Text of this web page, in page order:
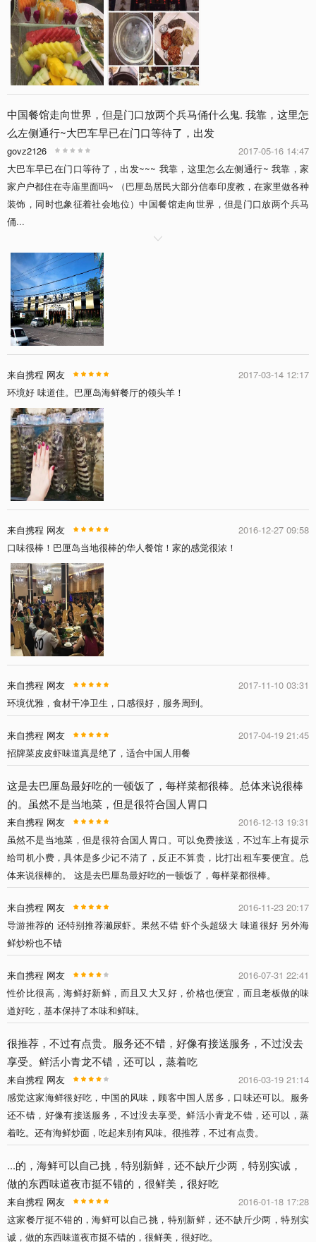
中国餐馆走向世界，但是门口放两个兵马俑什么鬼. 我靠，这里怎
么左侧通行~大巴车早已在门口等待了，出发
2017-05-16 14:47
govz2126
大巴车早已在门口等待了，出发~~~ 我靠，这里怎么左侧通行~ 我靠，家
家户户都住在寺庙里面吗~ （巴厘岛居民大部分信奉印度教，在家里做各种
装饰，同时也象征着社会地位）中国餐馆走向世界，但是门口放两个兵马
俑...

2017-03-14 12:17
来自携程 网友
环境好 味道佳。巴厘岛海鲜餐厅的领头羊！
2016-12-27 09:58
来自携程 网友
口味很棒！巴厘岛当地很棒的华人餐馆！家的感觉很浓！
2017-11-10 03:31
来自携程 网友
环境优雅，食材干净卫生，口感很好，服务周到。
2017-04-19 21:45
来自携程 网友
招牌菜皮皮虾味道真是绝了，适合中国人用餐
这是去巴厘岛最好吃的一顿饭了，每样菜都很棒。总体来说很棒
的。虽然不是当地菜，但是很符合国人胃口
2016-12-13 19:31
来自携程 网友
虽然不是当地菜，但是很符合国人胃口。可以免费接送，不过车上有提示
给司机小费，具体是多少记不清了，反正不算贵，比打出租车要便宜。总
体来说很棒的。 这是去巴厘岛最好吃的一顿饭了，每样菜都很棒。
2016-11-23 20:17
来自携程 网友
导游推荐的 还特别推荐濑尿虾。果然不错 虾个头超级大 味道很好 另外海
鲜炒粉也不错
2016-07-31 22:41
来自携程 网友
性价比很高，海鲜好新鲜，而且又大又好，价格也便宜，而且老板做的味
道好吃，基本保持了本味和鲜味。
很推荐，不过有点贵。服务还不错，好像有接送服务，不过没去
享受。鲜活小青龙不错，还可以，蒸着吃
2016-03-19 21:14
来自携程 网友
感觉这家海鲜很好吃，中国的风味，顾客中国人居多，口味还可以。服务
还不错，好像有接送服务，不过没去享受。鲜活小青龙不错，还可以，蒸
着吃。还有海鲜炒面，吃起来别有风味。很推荐，不过有点贵。
...的，海鲜可以自己挑，特别新鲜，还不缺斤少两，特别实诚，
做的东西味道夜市挺不错的，很鲜美，很好吃
2016-01-18 17:28
来自携程 网友
这家餐厅挺不错的，海鲜可以自己挑，特别新鲜，还不缺斤少两，特别实
诚，做的东西味道夜市挺不错的，很鲜美，很好吃。